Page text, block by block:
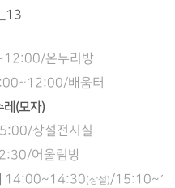
온누리방
배움터
레(모자)
상설전시실
어울림방
14:00~14:30(상설)/